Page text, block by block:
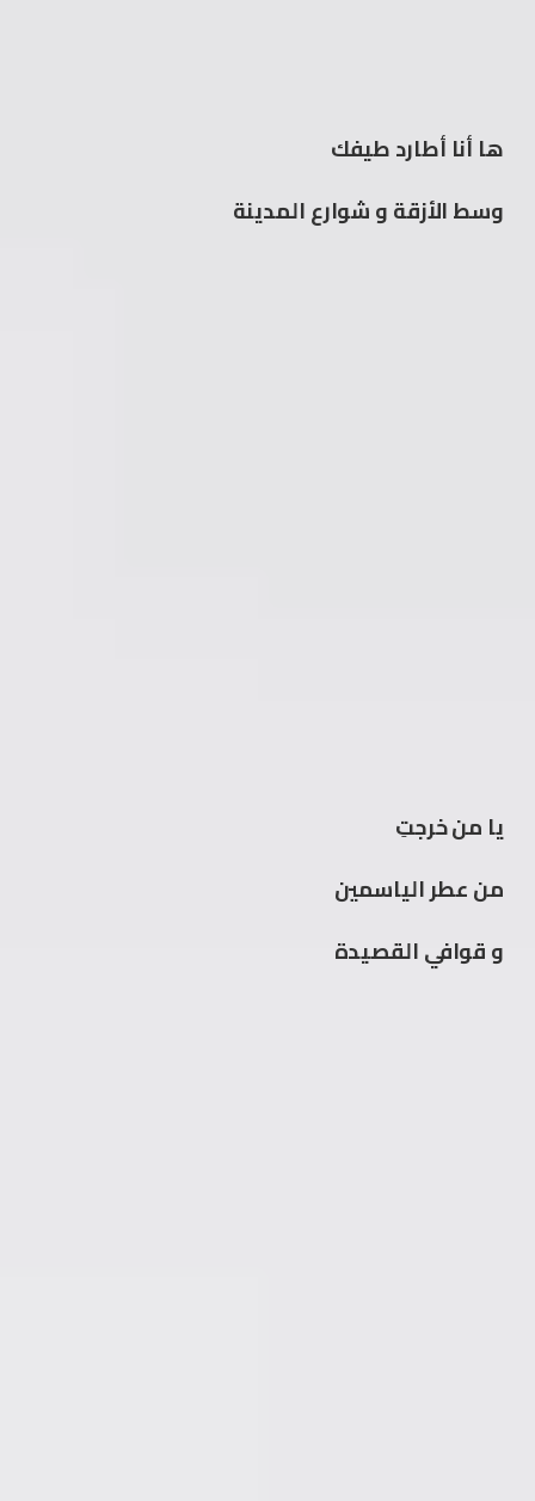
ها أنا أطارد طيفك
وسط الأزقة و شوارع المدينة
يا من خرجتِ
من عطر الياسمين
و قوافي القصيدة